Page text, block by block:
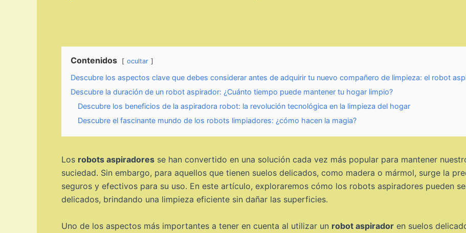
Contenidos ocultar
Descubre los aspectos clave que debes considerar antes de adquirir tu nuevo compañero de limpieza: el robot
Descubre la duración de un robot aspirador: ¿Cuánto tiempo puede mantener tu hogar limpio?
Descubre los beneficios de la aspiradora robot: la revolución tecnológica en la limpieza del hogar
Descubre el fascinante mundo de los robots limpiadores: ¿cómo hacen la magia?
Los robots aspiradores se han convertido en una solución cada vez más popular para mantener
suciedad. Sin embargo, para aquellos que tienen suelos delicados, como madera o mármol, surge la
seguros y efectivos para su uso. En este artículo, exploraremos cómo los robots aspiradores pueden
delicados, brindando una limpieza eficiente sin dañar las superficies.
Uno de los aspectos más importantes a tener en cuenta al utilizar un robot aspirador en suelos